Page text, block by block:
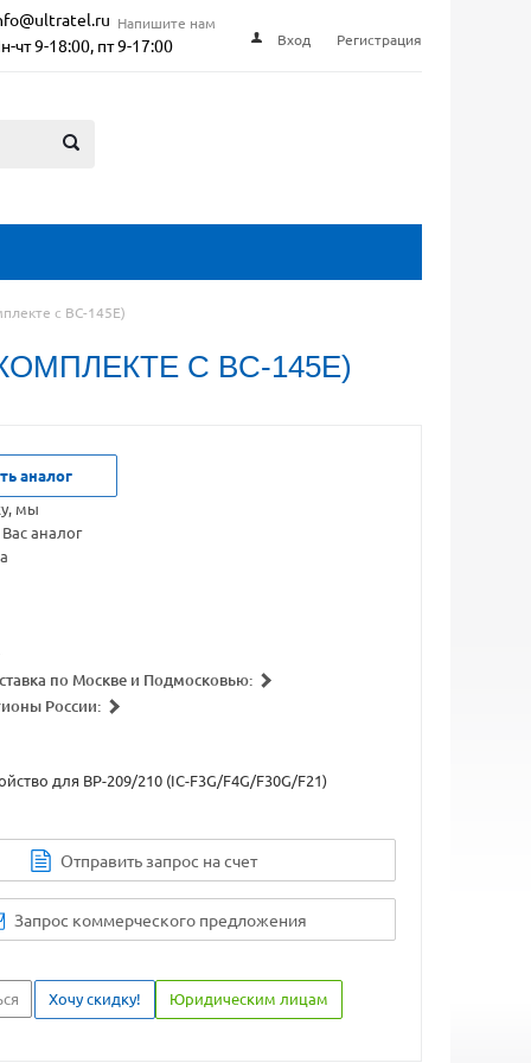
Напишите нам
чт 9-18:00, пт 9-17:00 Вход Регистрация
с BC-145E)
С BC-145E)
аналог
мы
аналог
по Москве и Подмосковью:
России:
для BP-209/210 (IC-F3G/F4G/F30G/F21)
Отправить запрос на счет
Запрос коммерческого предложения
Хочу скидку! Юридическим лицам